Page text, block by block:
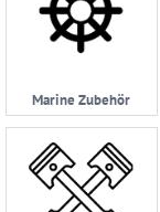
Marine Zubehör